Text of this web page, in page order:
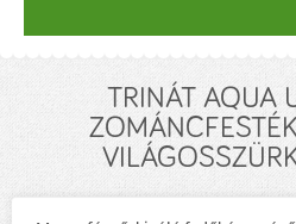
TRINÁT AQUA